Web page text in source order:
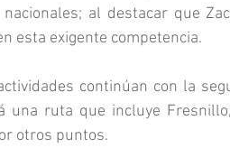
al destacar que
esta exigente competencia.
continúan con la
una ruta que incluye
otros puntos.